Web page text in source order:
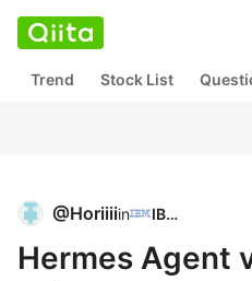
Trend Stock List
@Horiiiiin IBM
Hermes Agent